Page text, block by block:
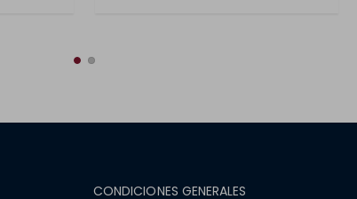
CONDICIONES GENERALES